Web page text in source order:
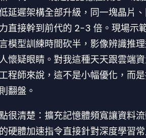
延遲架構全部升級，同一塊晶片
直接幹到前代的 2-3 倍。現場示
模型訓練時間砍半，影像辨識推
懷疑眼睛。對我這種天天跟雲端
程師來說，這不是小幅優化，而
翻盤。
很清楚：擴充記憶體頻寬讓資料
硬體加速指令直接針對深度學習